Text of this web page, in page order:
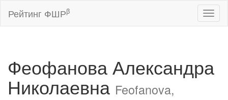
Рейтинг ФШРβ
Феофанова Александра
Николаевна Feofanova,